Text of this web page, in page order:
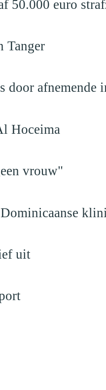
50.000 euro
Tanger
afnemende
Hoceima
vrouw"
uit